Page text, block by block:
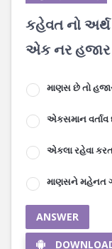
કહેવત નો
એક નર હજાર
માણસ છે તો
એકસમાન વર્તાવ
એકલા રહેવા
માણસને મહેનત
ANSWER